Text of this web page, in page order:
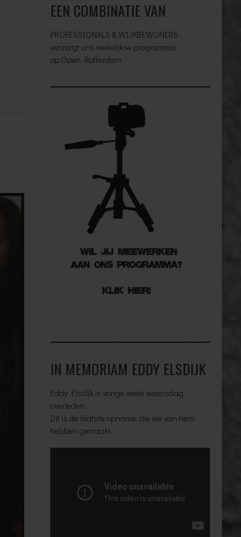
EEN COMBINATIE VAN
PROFESSIONALS & WIJKBEWONERS
verzorgt ons wekelijkse programma
op Open Rotterdam
IN MEMORIAM EDDY ELSDIJK
Eddy Elsdijk is vorige week woensdag
overleden.
Dit is de laatste opname, die we van hem
hebben gemaakt.